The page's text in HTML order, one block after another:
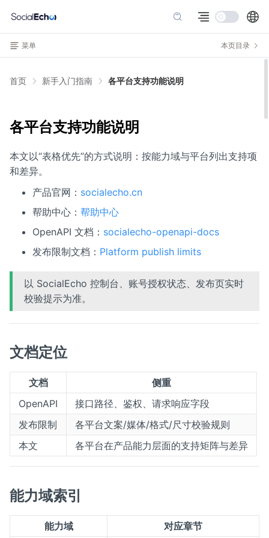
菜单 本页目录
首页 新手入门指南 各平台支持功能说明
各平台支持功能说明
本文以“表格优先”的方式说明：按能力域与平台列出支持项
和差异。
产品官网： socialecho.cn
帮助中心： 帮助中心
OpenAPI 文档： socialecho-openapi-docs
发布限制文档： Platform publish limits
以 SocialEcho 控制台、账号授权状态、发布页实时
校验提示为准。
文档定位
文档
侧重
OpenAPI
接口路径、鉴权、请求响应字段
发布限制
各平台文案/媒体/格式/尺寸校验规则
本文
各平台在产品能力层面的支持矩阵与差异
能力域索引
能力域 对应章节